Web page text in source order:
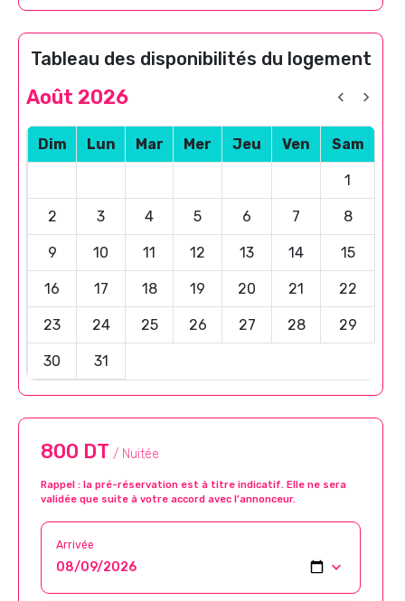
Tableau des disponibilités du logement
Août 2026
Dim Lun Mar Mer Jeu Ven Sam
1
2 3 4 5 6 7 8
9 10 11 12 13 14 15
16 17 18 19 20 21 22
23 24 25 26 27 28 29
30 31
800 DT / Nuitée
Rappel : la pré-réservation est à titre indicatif. Elle ne sera
validée que suite à votre accord avec l’annonceur.
Arrivée